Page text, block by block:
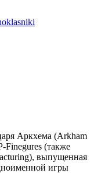
Аркхема (Arkham
Finegures (также
выпущенная
игры